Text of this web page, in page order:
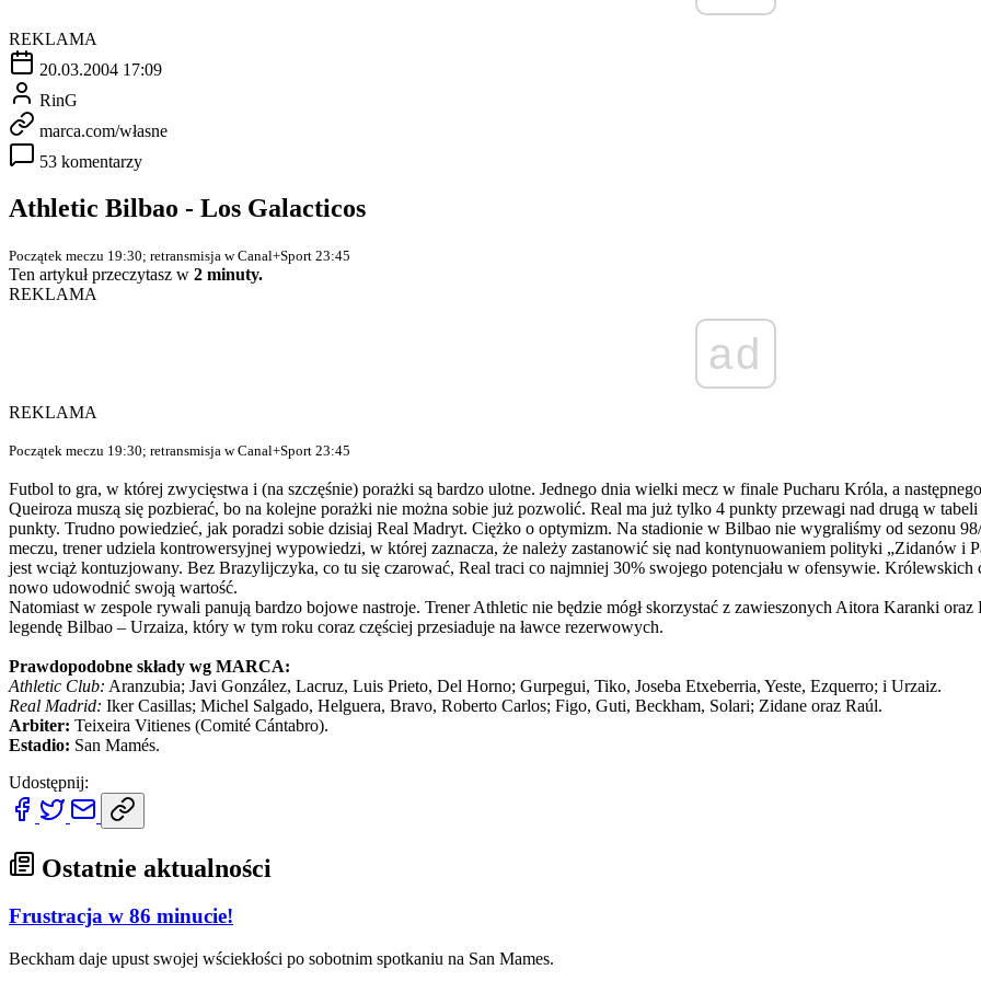
REKLAMA
20.03.2004 17:09
RinG
marca.com/własne
53 komentarzy
Athletic Bilbao - Los Galacticos
Początek meczu 19:30; retransmisja w Canal+Sport 23:45
Ten artykuł przeczytasz w 2 minuty.
REKLAMA
ad
REKLAMA
Początek meczu 19:30; retransmisja w Canal+Sport 23:45
Futbol to gra, w której zwycięstwa i (na szczęśnie) porażki są bardzo ulotne. Jednego dnia wielki mecz w finale Pucharu Króla, a
Queiroza muszą się pozbierać, bo na kolejne porażki nie można sobie już pozwolić. Real ma już tylko 4 punkty przewagi nad drugą w
punkty. Trudno powiedzieć, jak poradzi sobie dzisiaj Real Madryt. Ciężko o optymizm. Na stadionie w Bilbao nie wygraliśmy od sezonu
meczu, trener udziela kontrowersyjnej wypowiedzi, w której zaznacza, że należy zastanowić się nad kontynuowaniem polityki „Zidanów i
jest wciąż kontuzjowany. Bez Brazylijczyka, co tu się czarować, Real traci co najmniej 30% swojego potencjału w ofensywie. Królewskich
nowo udowodnić swoją wartość.
Natomiast w zespole rywali panują bardzo bojowe nastroje. Trener Athletic nie będzie mógł skorzystać z zawieszonych Aitora Karanki
legendę Bilbao – Urzaiza, który w tym roku coraz częściej przesiaduje na ławce rezerwowych.
Prawdopodobne składy wg MARCA:
Athletic Club: Aranzubia; Javi González, Lacruz, Luis Prieto, Del Horno; Gurpegui, Tiko, Joseba Etxeberria, Yeste, Ezquerro; i Urzaiz.
Real Madrid: Iker Casillas; Michel Salgado, Helguera, Bravo, Roberto Carlos; Figo, Guti, Beckham, Solari; Zidane oraz Raúl.
Arbiter: Teixeira Vitienes (Comité Cántabro).
Estadio: San Mamés.
Udostępnij:
Ostatnie aktualności
Frustracja w 86 minucie!
Beckham daje upust swojej wściekłości po sobotnim spotkaniu na San Mames.